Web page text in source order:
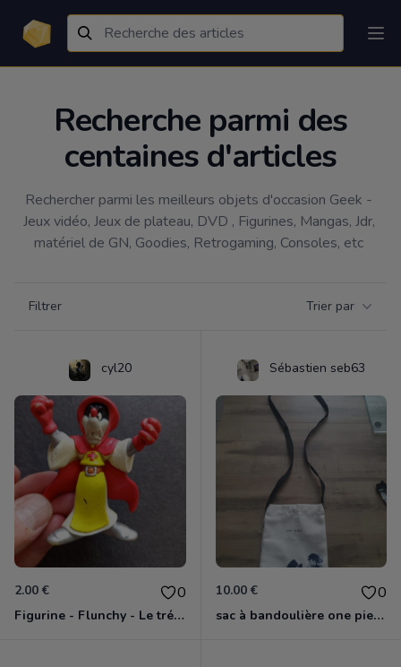
Recherche parmi des
centaines d'articles
Rechercher parmi les meilleurs objets d'occasion Geek -
Jeux vidéo, Jeux de plateau, DVD , Figurines, Mangas, Jdr,
matériel de GN, Goodies, Retrogaming, Consoles, etc
Filtrer Trier par
cyl20
2.00 € 0
Figurine - Flunchy - Le trésor des templiers
Sébastien seb63
10.00 € 0
sac à bandoulière one piece neuf